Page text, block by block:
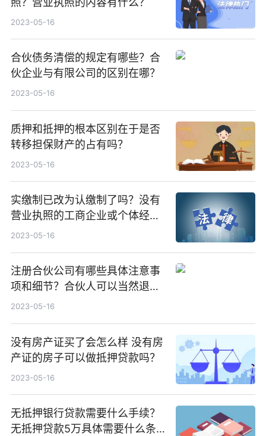
2023-05-16
合伙债务清偿的规定有哪些？合
伙企业与有限公司的区别在哪？
2023-05-16
质押和抵押的根本区别在于是否
转移担保财产的占有吗？
2023-05-16
实缴制已改为认缴制了吗？没有
营业执照的工商企业或个体经营
者一律不许开业吗？
2023-05-16
注册合伙公司有哪些具体注意事
项和细节？合伙人可以当然退伙
吗？
2023-05-16
没有房产证买了会怎么样 没有房
产证的房子可以做抵押贷款吗？
2023-05-16
无抵押银行贷款需要什么手续？
无抵押贷款5万具体需要什么条